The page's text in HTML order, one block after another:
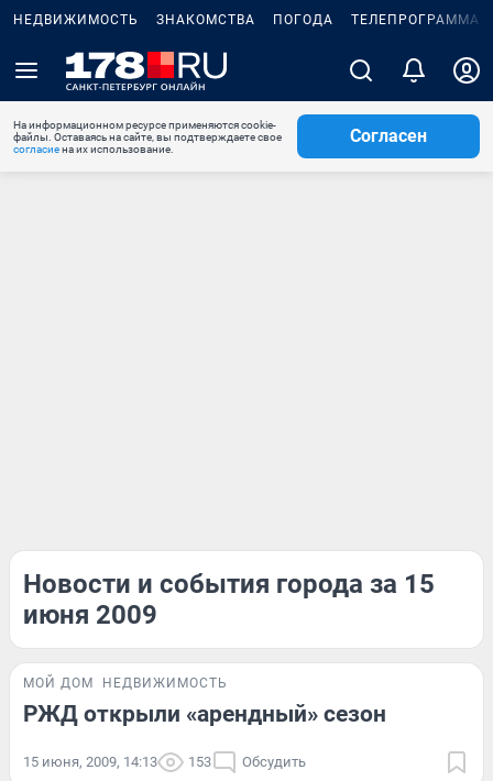
НЕДВИЖИМОСТЬ ЗНАКОМСТВА ПОГОДА ТЕЛЕПРОГРАММА
На информационном ресурсе применяются cookie-
файлы. Оставаясь на сайте, вы подтверждаете свое
согласиена их использование.
Согласен
Новости и события города за 15
июня 2009
МОЙ ДОМ НЕДВИЖИМОСТЬ
РЖД открыли «арендный» сезон
15 июня, 2009, 14:13 153 Обсудить